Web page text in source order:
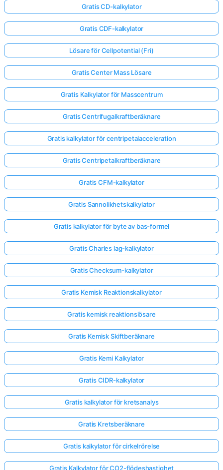
Gratis CD-kalkylator
Gratis CDF-kalkylator
Lösare för Cellpotential (Fri)
Gratis Center Mass Lösare
Gratis Kalkylator för Masscentrum
Gratis Centrifugalkraftberäknare
Gratis kalkylator för centripetalacceleration
Gratis Centripetalkraftberäknare
Gratis CFM-kalkylator
Gratis Sannolikhetskalkylator
Gratis kalkylator för byte av bas-formel
Gratis Charles lag-kalkylator
Gratis Checksum-kalkylator
Gratis Kemisk Reaktionskalkylator
Gratis kemisk reaktionslösare
Gratis Kemisk Skiftberäknare
Gratis Kemi Kalkylator
Gratis CIDR-kalkylator
Gratis kalkylator för kretsanalys
Gratis Kretsberäknare
Gratis kalkylator för cirkelrörelse
Gratis Kalkylator för CO2-flödeshastighet